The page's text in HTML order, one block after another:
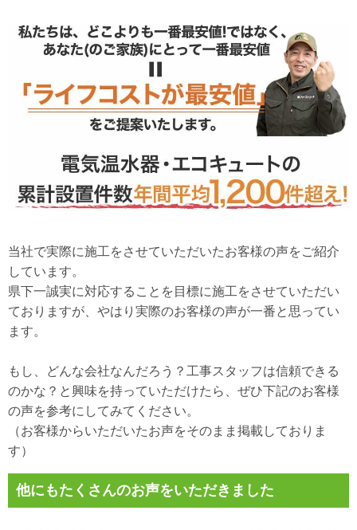
当社で実際に施工をさせていただいたお客様の声をご紹介
しています。
県下一誠実に対応することを目標に施工をさせていただい
ておりますが、やはり実際のお客様の声が一番と思ってい
ます。
もし、どんな会社なんだろう？工事スタッフは信頼できる
のかな？と興味を持っていただけたら、ぜひ下記のお客様
の声を参考にしてみてください。
（お客様からいただいたお声をそのまま掲載しておりま
す）
他にもたくさんのお声をいただきました